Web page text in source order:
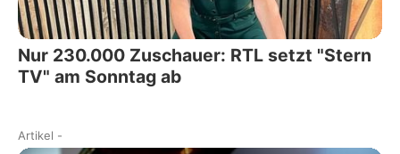
Nur 230.000 Zuschauer: RTL setzt "Stern
TV" am Sonntag ab
Artikel -